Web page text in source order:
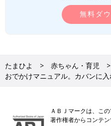
無料ダ
たまひよ 赤ちゃん・育児
おでかけマニュアル。カバンに
ＡＢＪマークは、こ
著作権者からコンテ